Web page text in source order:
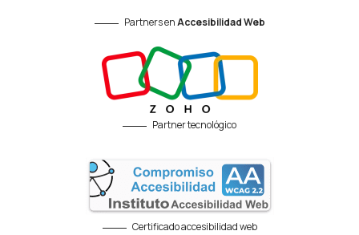
Partners enAccesibilidad Web
Partner tecnológico
Certificado accesibilidad web